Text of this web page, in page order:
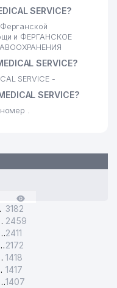
SERVICE?
и ФЕРГАНСКОЕ
SERVICE?
SERVICE -
SERVICE?
.
3182
2459
ТЕЛЕФОНЫ ДОВЕРИЯ ГЕНЕРАЛЬНОЙ ПРОКУРАТУРЫ РЕСПУБЛИКИ УЗБЕКИСТАН2411
СЛУЖБА ЭЛЕКТРОСЕТИ2172
1418
АО 1417
ШАЙХАНТАХУРСКАЯ АВАРИЙНАЯ СЛУЖБА ЭЛЕКТРОСЕТИ1407